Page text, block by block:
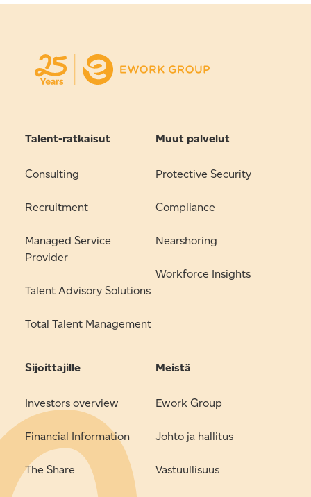
Talent-ratkaisut
Consulting
Recruitment
Managed Service
Provider
Talent Advisory Solutions
Total Talent Management
Muut palvelut
Protective Security
Compliance
Nearshoring
Workforce Insights
Sijoittajille
Investors overview
Financial Information
The Share
Meistä
Ework Group
Johto ja hallitus
Vastuullisuus